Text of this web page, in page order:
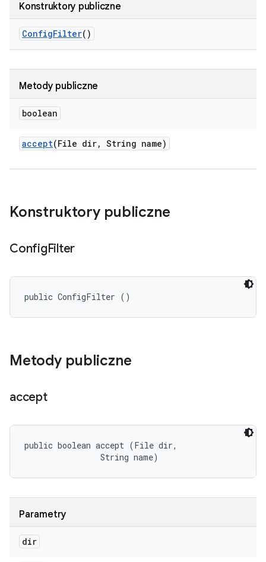
Konstruktory publiczne
ConfigFilter()
Metody publiczne
boolean
accept(File dir, String name)
Konstruktory publiczne
ConfigFilter
public ConfigFilter ()
Metody publiczne
accept
public boolean accept (File dir,
                String name)
Parametry
dir